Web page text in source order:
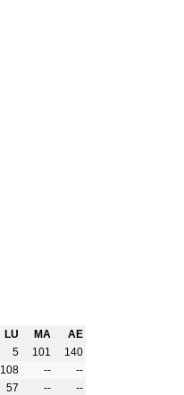
LU MA
AE
5 101
140
108 --
--
57 --
--